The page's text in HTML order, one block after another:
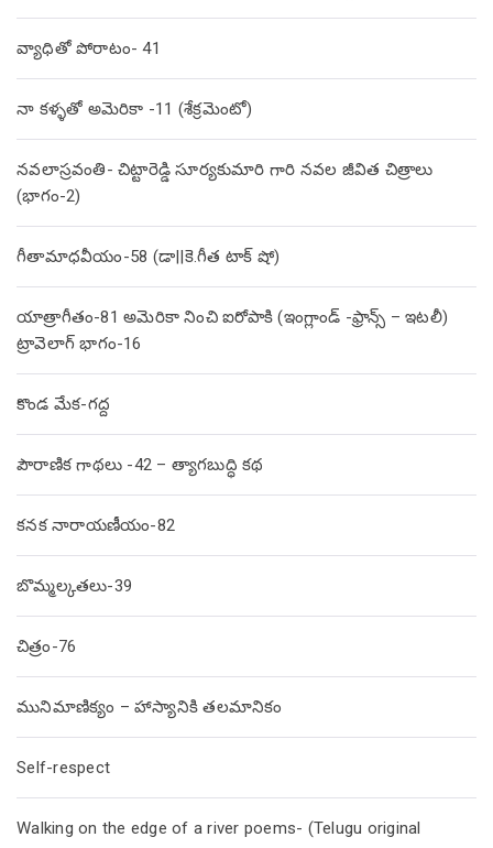
వ్యాధితో పోరాటం- 41
నా కళ్ళతో అమెరికా -11 (శేక్రమెంటో)
నవలాస్రవంతి- చిట్టారెడ్డి సూర్యకుమారి గారి నవల జీవిత చిత్రాలు
(భాగం-2)
గీతామాధవీయం-58 (డా||కె.గీత టాక్ షో)
యాత్రాగీతం-81 అమెరికా నించి ఐరోపాకి (ఇంగ్లాండ్ -ఫ్రాన్స్ – ఇటలీ)
ట్రావెలాగ్ భాగం-16
కొండ మేక-గద్ద
పౌరాణిక గాథలు -42 – త్యాగబుద్ధి కథ
కనక నారాయణీయం-82
బొమ్మల్కతలు-39
చిత్రం-76
మునిమాణిక్యం – హాస్యానికి తలమానికం
Self-respect
Walking on the edge of a river poems- (Telugu original